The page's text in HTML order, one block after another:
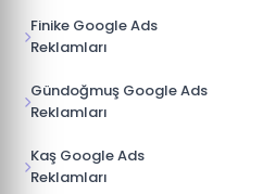
Finike Google Ads
Reklamları
Gündoğmuş Google Ads
Reklamları
Kaş Google Ads
Reklamları